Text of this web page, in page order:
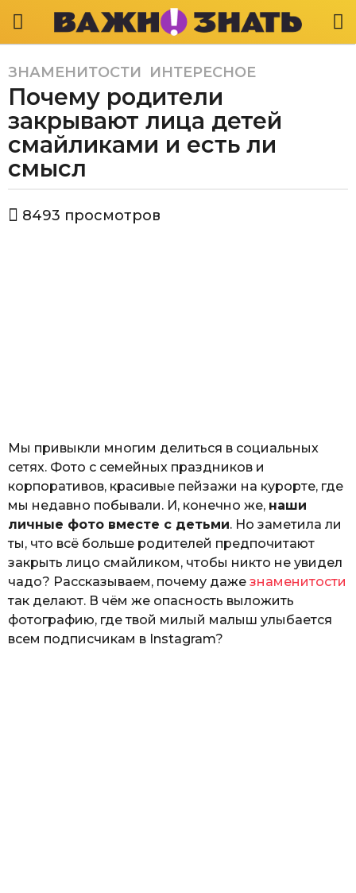
5
л
т
a
g
5
л
ЗНАМЕНИТОСТИ ,ИНТЕРЕСНОЕ
Почему родители
закрывают лица детей
смайликами и есть ли
смысл
в
8493 просмотров
Мы привыкли многим делиться в социальных
сетях. Фото с семейных праздников и
корпоративов, красивые пейзажи на курорте, где
мы недавно побывали. И, конечно же, наши
личные фото вместе с детьми. Но заметила ли
ты, что всё больше родителей предпочитают
закрыть лицо смайликом, чтобы никто не увидел
чадо? Рассказываем, почему даже знаменитости
так делают. В чём же опасность выложить
фотографию, где твой милый малыш улыбается
всем подписчикам в Instagram?